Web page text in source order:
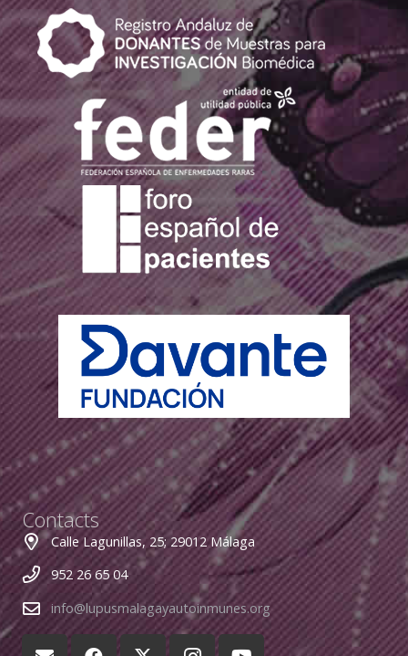
Contacts
Calle Lagunillas, 25; 29012 Málaga
952 26 65 04
info@lupusmalagayautoinmunes.org